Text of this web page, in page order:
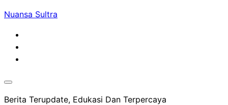
Skip
content
Nuansa Sultra
Berita Terupdate, Edukasi Dan Terpercaya